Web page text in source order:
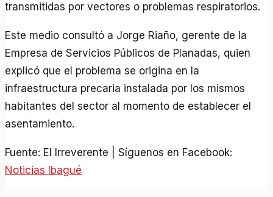
transmitidas por vectores o problemas respiratorios.
Este medio consultó a Jorge Riaño, gerente de la
Empresa de Servicios Públicos de Planadas, quien
explicó que el problema se origina en la
infraestructura precaria instalada por los mismos
habitantes del sector al momento de establecer el
asentamiento.
Fuente: El Irreverente | Síguenos en Facebook:
Noticias Ibagué